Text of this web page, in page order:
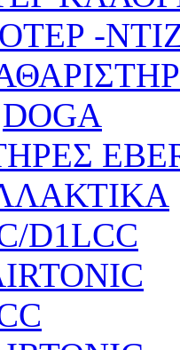
-
DOGA
D1LCC